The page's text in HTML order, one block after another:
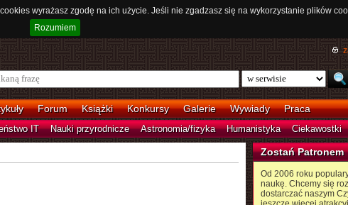
wyrażasz zgodę na ich użycie. Jeśli nie zgadzasz się na wykorzystanie plików
Rozumiem
Forum Książki Konkursy Galerie Wywiady Praca
IT Nauki przyrodnicze Astronomia/fizyka Humanistyka Ciekawostki
Zostań Patronem
Od 2006 roku
naukę. Chcemy się
dostarczać naszym